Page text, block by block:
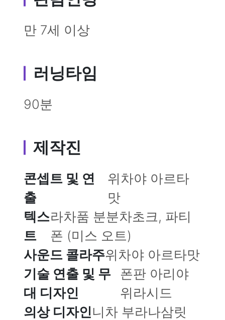
만 7세 이상
러닝타임
90분
제작진
콘셉트 및 연
출
위차야 아르타
맛
텍스
트
라차품 분분차초크, 파티
폰 (미스 오트)
사운드 콜라주위차야 아르타맛
기술 연출 및 무
대 디자인
폰판 아리야
위라시드
의상 디자인니차 부라나삼릿